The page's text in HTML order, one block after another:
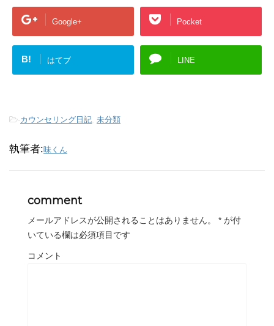
Google+ Pocket
B! はてブ LINE
-カウンセリング日記, 未分類
執筆者:味くん
comment
メールアドレスが公開されることはありません。 * が付
いている欄は必須項目です
コメント